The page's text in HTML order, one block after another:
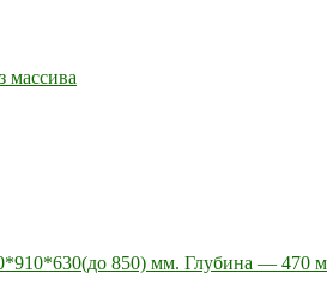
850) мм. Глубина — 470